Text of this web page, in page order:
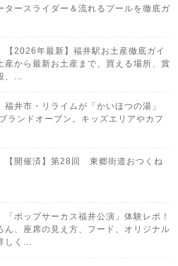
タースライダー＆流れるプールを徹底ガ
【2026年最新】福井駅お土産徹底ガイ
産から最新お土産まで、買える場所、賞
、...
福井市・リライムが「かいほつの湯」
ランドオープン。キッズエリアやカフ
【開催済】第28回 東郷街道おつくね
「ポップサーカス福井公演」体験レポ！
ん、座席の見え方、フード、オリジナル
しく...